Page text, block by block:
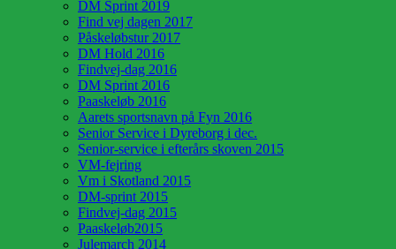
DM Sprint 2019
Find vej dagen 2017
Påskeløbstur 2017
DM Hold 2016
Findvej-dag 2016
DM Sprint 2016
Paaskeløb 2016
Aarets sportsnavn på Fyn 2016
Senior Service i Dyreborg i dec.
Senior-service i efterårs skoven 2015
VM-fejring
Vm i Skotland 2015
DM-sprint 2015
Findvej-dag 2015
Paaskeløb2015
Julemarch 2014